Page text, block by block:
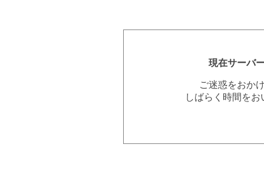
現在サーバ
ご迷惑をおか
しばらく時間を